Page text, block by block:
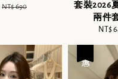
Regular
NT$ 690
套裝2026
兩件
Sale
NT$